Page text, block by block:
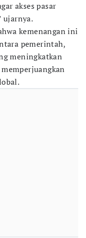
akses pasar
ujarnya.
kemenangan ini
pemerintah,
meningkatkan